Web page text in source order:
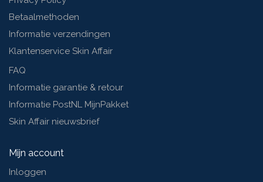
Betaalmethoden
Informatie verzendingen
Klantenservice Skin Affair
FAQ
Informatie garantie & retour
Informatie PostNL MijnPakket
Skin Affair nieuwsbrief
Mijn account
Inloggen